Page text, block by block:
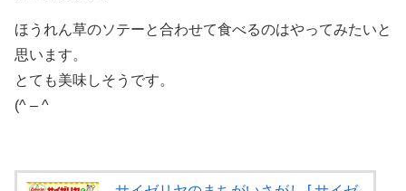
ほうれん草のソテーと合わせて食べるのはやってみたいと
思います。
とても美味しそうです。
(^ – ^